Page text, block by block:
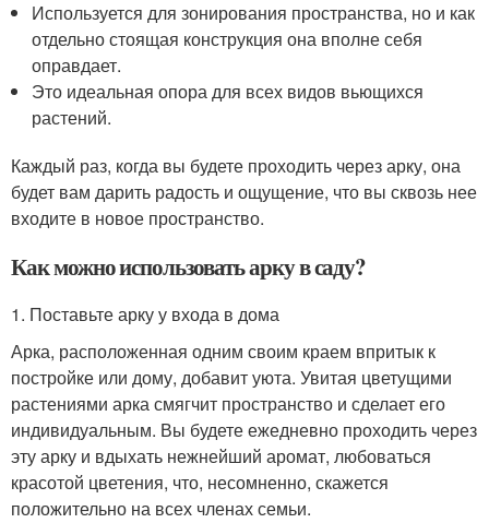
Используется для зонирования пространства, но и как
отдельно стоящая конструкция она вполне себя
оправдает.
Это идеальная опора для всех видов вьющихся
растений.
Каждый раз, когда вы будете проходить через арку, она
будет вам дарить радость и ощущение, что вы сквозь нее
входите в новое пространство.
Как можно использовать арку в саду?
1. Поставьте арку у входа в дома
Арка, расположенная одним своим краем впритык к
постройке или дому, добавит уюта. Увитая цветущими
растениями арка смягчит пространство и сделает его
индивидуальным. Вы будете ежедневно проходить через
эту арку и вдыхать нежнейший аромат, любоваться
красотой цветения, что, несомненно, скажется
положительно на всех членах семьи.